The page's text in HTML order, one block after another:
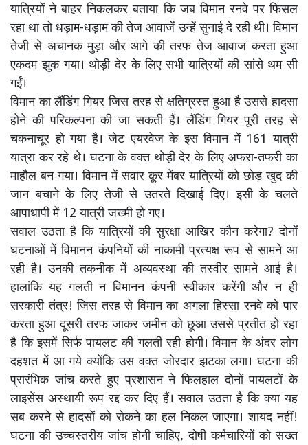
यात्रियों ने बाहर निकलकर बताया कि जब विमान रनवे पर फिसल
रहा था तो धड़ाम-धड़ाम की तेज आवाजें उन्हें सुनाई दे रही थी। विमान
तेजी से अचानक मुड़ा और आगे की तरफ तेज आवाज करता हुआ
एकदम झुक गया। थोड़ी देर के लिए सभी यात्रियों की सांसे थम सी
गईं।
विमान का लैंडिंग गियर जिस तरह से क्षतिग्रस्त हुआ है उससे हादसा
होने की परिकल्पना की जा सकती हैं। लैंडिंग गियर पूरी तरह से
चकनाचूर हो गया है। जेट एयरवेज के इस विमान में 161 यात्री
यात्रा कर रहे थे। घटना के वक्त थोड़ी देर के लिए अफरा-तफरी का
माहौल बन गया। विमान में सवार कू्र मेंबर यात्रियों को छोड़ खुद की
जान बचाने के लिए तेजी से उतरते दिखाई दिए। इसी के चलते
आपाधापी में 12 यात्री जख्मी हो गए।
सवाल उठता है कि यात्रियों की सुरक्षा आखिर कौन करेगा? दोनों
घटनाओं में विमानन कंपनियों की नाकामी प्रत्यक्ष रूप से सामने आ
रही है। उनकी तकनीक में अव्यवस्था की तस्वीर सामने आई है।
हालांकि यह गलती न विमानन कंपनी स्वीकार करेंगी और न ही
सरकारी तंत्र! जिस तरह से विमान का अगला हिस्सा रनवे को पार
करता हुआ दूसरी तरफ जाकर जमीन को छूआ उससे प्रतीत हो रहा
है कि इसमें सिर्फ पायलट की गलती रही होगी। विमान के अंदर लोग
दहशत में आ गये क्योंकि उस वक्त जोरदार झटका लगा। घटना की
प्रारंभिक जांच करते हुए प्रशासन ने फिलहाल दोनों पायलटों के
लाइसेंस अस्थायी रूप रद्द कर दिए हैं। सवाल उठता है कि क्या यह
सब करने से हादसों को रोकने का हल निकल जाएगा। शायद नहीं!
घटना की उच्चस्तरीय जांच होनी चाहिए, दोषी कर्मचारियों को सख्त